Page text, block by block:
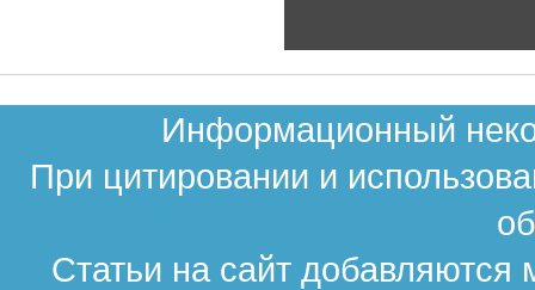
Информационный
При цитировании и
Статьи на сайт